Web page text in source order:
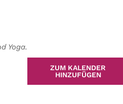
Yoga.
ZUM KALENDER
HINZUFÜGEN